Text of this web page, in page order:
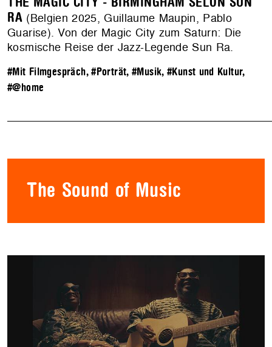
RA (Belgien 2025, Guillaume Maupin, Pablo
Guarise). Von der Magic City zum Saturn: Die
kosmische Reise der Jazz-Legende Sun Ra.
#Mit Filmgespräch,#Porträt, #Musik, #Kunst und Kultur,
#@home
The Sound of Music